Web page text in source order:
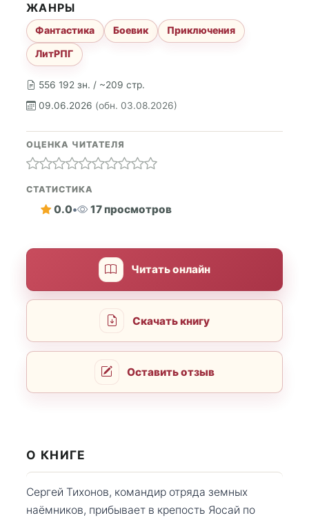
556 192 зн. / ~209 стр.
09.06.2026 (обн. 03.08.2026)
ЖАНРЫ
Фантастика Боевик
Приключения
ЛитРПГ
ОЦЕНКА ЧИТАТЕЛЯ
СТАТИСТИКА
0.0• 17 просмотров
Читать онлайн
Скачать книгу
Оставить отзыв
О КНИГЕ
Сергей Тихонов, командир отряда земных
наёмников, прибывает в крепость Яосай по